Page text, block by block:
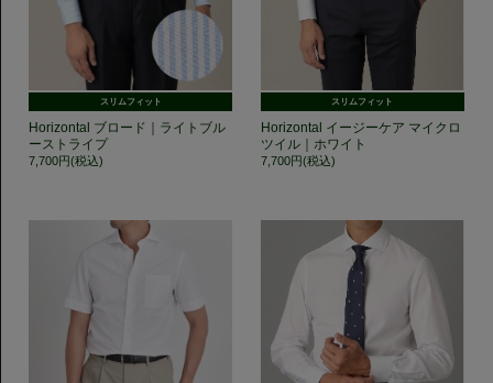
スリムフィット
Horizontal ブロード｜ライトブル
ーストライプ
7,700円(税込)
スリムフィット
Horizontal イージーケア マイクロ
ツイル｜ホワイト
7,700円(税込)